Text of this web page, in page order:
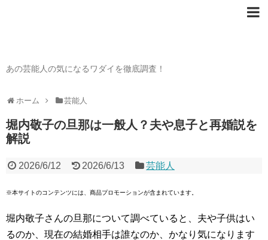
あの芸能人の気になるワダイを徹底調査！
ホーム 芸能人
堀内敬子の旦那は一般人？夫や息子と再婚説を
解説
2026/6/12 2026/6/13 芸能人
※本サイトのコンテンツには、商品プロモーションが含まれています。
堀内敬子さんの旦那について調べていると、夫や子供はい
るのか、現在の結婚相手は誰なのか、かなり気になります